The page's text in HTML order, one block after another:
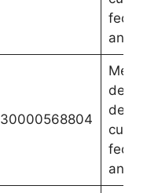
fecha
30000568804
del 2
de
fecha